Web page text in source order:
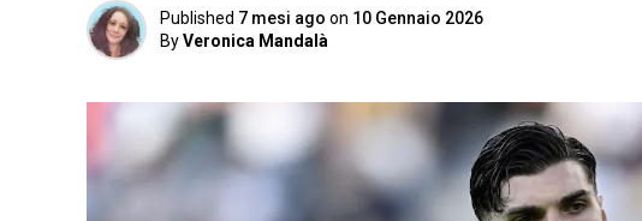
Published 7 mesi ago on 10 Gennaio 2026
ByVeronica Mandalà